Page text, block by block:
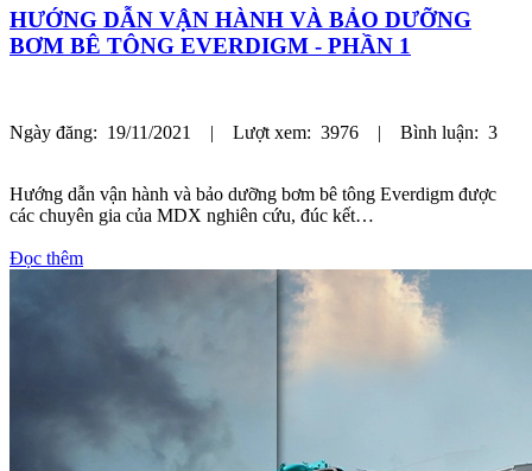
HƯỚNG DẪN VẬN HÀNH VÀ BẢO DƯỠNG
BƠM BÊ TÔNG EVERDIGM - PHẦN 1
Ngày đăng: 19/11/2021 | Lượt xem: 3976 | Bình luận: 3
Hướng dẫn vận hành và bảo dưỡng bơm bê tông Everdigm được
các chuyên gia của MDX nghiên cứu, đúc kết…
Đọc thêm